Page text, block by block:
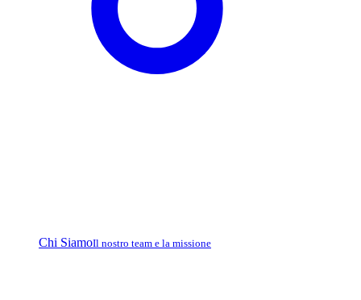
Chi SiamoIl nostro team e la missione